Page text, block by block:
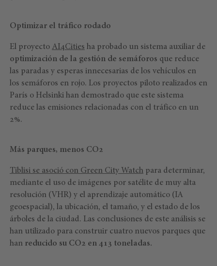
Optimizar el tráfico rodado
El proyecto AI4Cities ha probado un sistema auxiliar de
optimización de la gestión de semáforos que reduce
las paradas y esperas innecesarias de los vehículos en
los semáforos en rojo. Los proyectos piloto realizados en
París o Helsinki han demostrado que este sistema
reduce las emisiones relacionadas con el tráfico en un
2%.
Más parques, menos CO2
Tiblisi se asoció con Green City Watch para determinar,
mediante el uso de imágenes por satélite de muy alta
resolución (VHR) y el aprendizaje automático (IA
geoespacial), la ubicación, el tamaño, y el estado de los
árboles de la ciudad. Las conclusiones de este análisis se
han utilizado para construir cuatro nuevos parques que
han reducido su CO2 en 413 toneladas.